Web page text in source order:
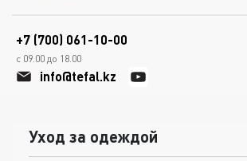
+7 (700) 061-10-00
с 09.00 до 18.00
info@tefal.kz
Уход за одеждой